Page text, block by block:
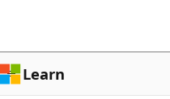
Learn